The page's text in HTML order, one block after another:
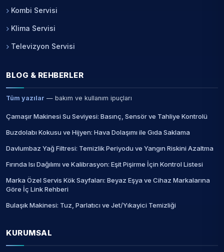
Kombi Servisi
Klima Servisi
Televizyon Servisi
BLOG & REHBERLER
Tüm yazılar — bakım ve kullanım ipuçları
Çamaşır Makinesi Su Seviyesi: Basınç, Sensör ve Tahliye Kontrolü
Buzdolabı Kokusu ve Hijyen: Hava Dolaşımı ile Gıda Saklama
Davlumbaz Yağ Filtresi: Temizlik Periyodu ve Yangın Riskini Azaltma
Fırında Isı Dağılımı ve Kalibrasyon: Eşit Pişirme İçin Kontrol Listesi
Marka Özel Servis Kök Sayfaları: Beyaz Eşya ve Cihaz Markalarına
Göre İç Link Rehberi
Bulaşık Makinesi: Tuz, Parlatıcı ve Jet/Yıkayici Temizliği
KURUMSAL